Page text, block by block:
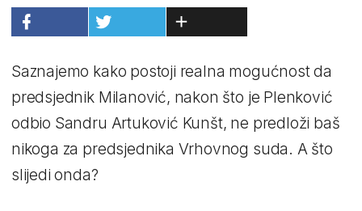
Saznajemo kako postoji realna mogućnost da
predsjednik Milanović, nakon što je Plenković
odbio Sandru Artuković Kunšt, ne predloži baš
nikoga za predsjednika Vrhovnog suda. A što
slijedi onda?